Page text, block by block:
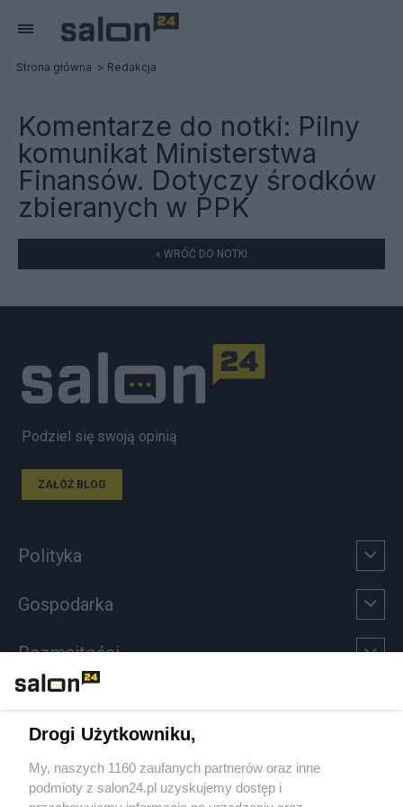
Strona główna Redakcja
Komentarze do notki: Pilny
komunikat Ministerstwa
Finansów. Dotyczy środków
zbieranych w PPK
« WRÓĆ DO NOTKI
Podziel się swoją opinią
ZAŁÓŻ BLOG
Polityka
Gospodarka
Rozmaitości
Sport
Społeczeństwo
Drogi Użytkowniku,
My, naszych 1160 zaufanych partnerów oraz inne
podmioty z salon24.pl uzyskujemy dostęp i